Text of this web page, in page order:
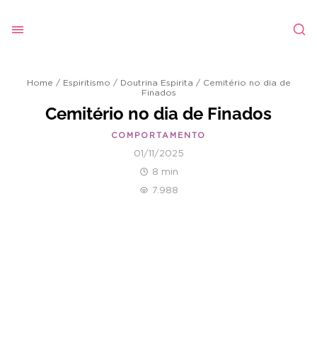
Home / Espiritismo / Doutrina Espirita / Cemitério no dia de
Finados
Cemitério no dia de Finados
COMPORTAMENTO
01/11/2025
8 min
7.988